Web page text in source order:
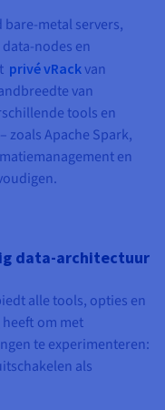
metal servers,
nodes en
privé vRackvan
van
tools en
zoals Apache Spark,
en
data-architectuur
alle tools, opties en
om met
te experimenteren:
als